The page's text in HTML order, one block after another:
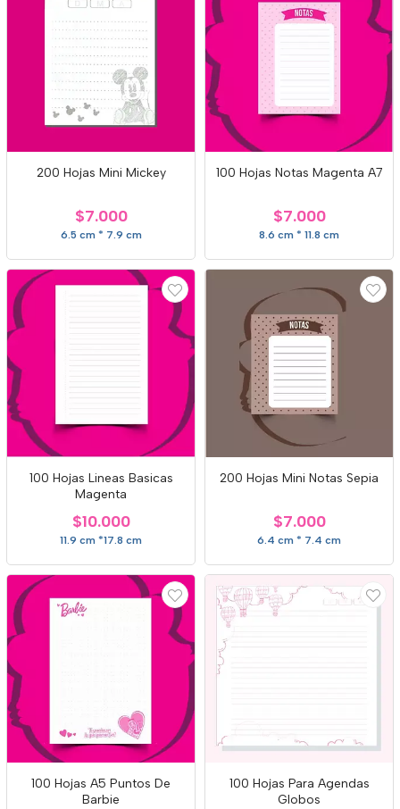
200 Hojas Mini Mickey
$7.000
6.5 cm * 7.9 cm
100 Hojas Notas Magenta A7
$7.000
8.6 cm * 11.8 cm
100 Hojas Lineas Basicas
Magenta
$10.000
11.9 cm *17.8 cm
200 Hojas Mini Notas Sepia
$7.000
6.4 cm * 7.4 cm
100 Hojas A5 Puntos De
Barbie
100 Hojas Para Agendas
Globos